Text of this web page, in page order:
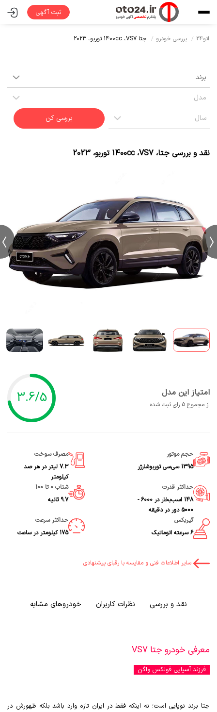
ثبت آگهی
اتو24 بررسی خودرو جتا VS7، 1400cc توربو، 2023
بررسی کن
نقد و بررسی جتا، VS7،1400cc توربو ، 2023
امتیاز این مدل
از مجموع 5 رای ثبت شده 3.6/5
حجم موتور
1395 سی‌سی توربوشارژر
مصرف سوخت
7.3 لیتر در هر صد
کیلومتر
حداکثر قدرت
148 اسب‌بخار در 6000 -
5000 دور در دقیقه
شتاب 0 تا 100
9.7 ثانیه
گیربکس
6 سرعته اتوماتیک
حداکثر سرعت
175 کیلومتر در ساعت
سایر اطلاعات فنی و مقایسه با رقبای پیشنهادی
نقد و بررسی نظرات کاربران خودروهای مشابه
معرفی خودرو جتا VS7
فرزند آسیایی فولکس واگن
جتا برند نوپایی است؛ نه اینکه فقط در ایران تازه وارد باشد بلکه ظهورش در